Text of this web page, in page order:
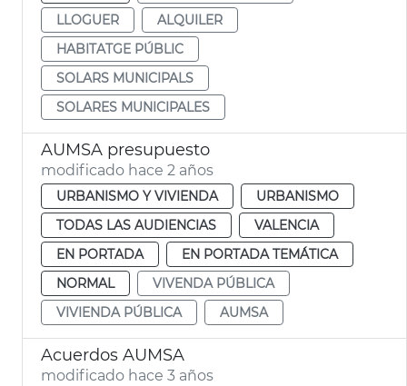
LLOGUER
ALQUILER
HABITATGE PÚBLIC
SOLARS MUNICIPALS
SOLARES MUNICIPALES
AUMSA presupuesto
modificado hace 2 años
URBANISMO Y VIVIENDA
URBANISMO
TODAS LAS AUDIENCIAS
VALENCIA
EN PORTADA
EN PORTADA TEMÁTICA
NORMAL
VIVENDA PÚBLICA
VIVIENDA PÚBLICA
AUMSA
Acuerdos AUMSA
modificado hace 3 años